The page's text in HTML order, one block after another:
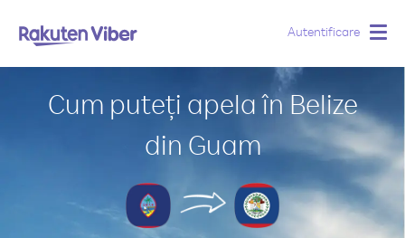
Autentificare
Cum puteți apela în Belize
din Guam